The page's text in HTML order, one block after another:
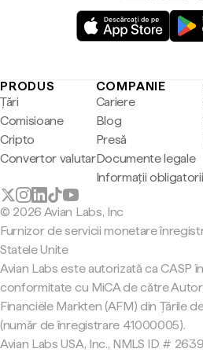
PRODUS
Țări
Comisioane
Cripto
Convertor valutar
COMPANIE
Cariere
Blog
Presă
Documente legale
Informații obligatorii
© 2026 Avian Labs, Inc
Furnizor de servicii monetare
Statele Unite
Avian Labs este autorizată ca CASP în
conformitate cu MiCA de către
Financiële Markten (AFM) din Țările
(număr de înregistrare 41000005).
Avian Labs USA, Inc., NMLS ID #